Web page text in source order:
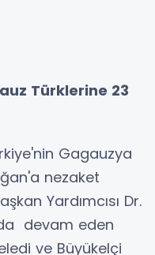
Türklerine 23
Gagauzya
nezaket
Yardımcısı Dr.
devam eden
ve Büyükelçi